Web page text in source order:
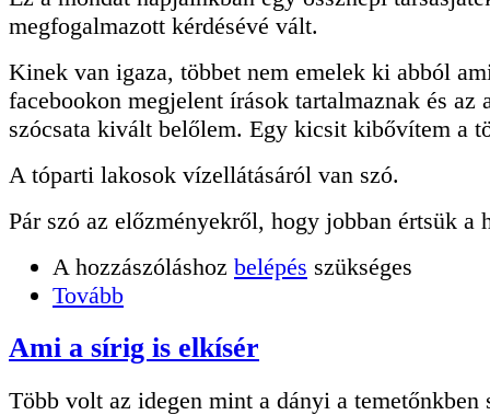
megfogalmazott kérdésévé vált.
Kinek van igaza, többet nem emelek ki abból
facebookon megjelent írások tartalmaznak és az
szócsata kivált belőlem. Egy kicsit kibővítem a
A tóparti lakosok vízellátásáról van szó.
Pár szó az előzményekről, hogy jobban értsük a
A hozzászóláshoz belépés szükséges
Tovább
Ami a sírig is elkísér
Több volt az idegen mint a dányi a temetőnkben